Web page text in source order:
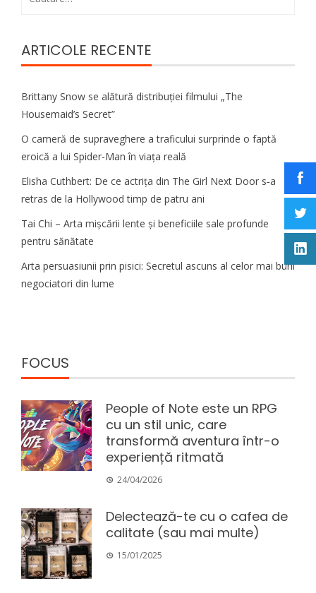
ARTICOLE RECENTE
Brittany Snow se alătură distribuției filmului „The
Housemaid’s Secret”
O cameră de supraveghere a traficului surprinde o faptă
eroică a lui Spider-Man în viața reală
Elisha Cuthbert: De ce actrița din The Girl Next Door s‑a
retras de la Hollywood timp de patru ani
Tai Chi – Arta mișcării lente și beneficiile sale profunde
pentru sănătate
Arta persuasiunii prin pisici: Secretul ascuns al celor mai buni
negociatori din lume
FOCUS
People of Note este un RPG
cu un stil unic, care
transformă aventura într-o
experiență ritmată
24/04/2026
Delectează-te cu o cafea de
calitate (sau mai multe)
15/01/2025